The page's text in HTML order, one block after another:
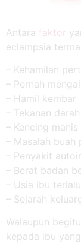
Antara faktor
eclampsia
– Kehamilan
– Pernah
– Hamil kembar
– Tekanan
– Kencing manis
– Masalah buah
– Penyakit
– Berat badan
– Usia ibu
– Sejarah
Walaupun
kepada ibu